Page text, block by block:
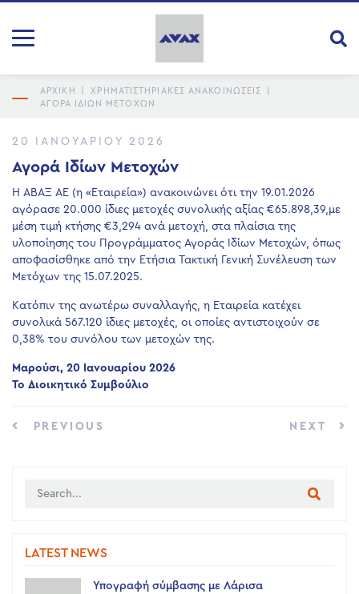
ΑΡΧΙΚΗ ΧΡΗΜΑΤΙΣΤΗΡΙΑΚΕΣ ΑΝΑΚΟΙΝΩΣΕΙΣ
ΑΓΟΡΆ ΙΔΊΩΝ ΜΕΤΟΧΏΝ
20 ΙΑΝΟΥΑΡΊΟΥ 2026
Αγορά Ιδίων Μετοχών
Η ΑΒΑΞ ΑΕ (η «Εταιρεία») ανακοινώνει ότι την 19.01.2026
αγόρασε 20.000 ίδιες μετοχές συνολικής αξίας €65.898,39,με
μέση τιμή κτήσης €3,294 ανά μετοχή, στα πλαίσια της
υλοποίησης του Προγράμματος Αγοράς Ιδίων Μετοχών, όπως
αποφασίσθηκε από την Ετήσια Τακτική Γενική Συνέλευση των
Μετόχων της 15.07.2025.
Κατόπιν της ανωτέρω συναλλαγής, η Εταιρεία κατέχει
συνολικά 567.120 ίδιες μετοχές, οι οποίες αντιστοιχούν σε
0,38% του συνόλου των μετοχών της.
Μαρούσι, 20 Ιανουαρίου 2026
Το Διοικητικό Συμβούλιο
PREVIOUS NEXT
LATEST NEWS
Υπογραφή σύμβασης με Λάρισα